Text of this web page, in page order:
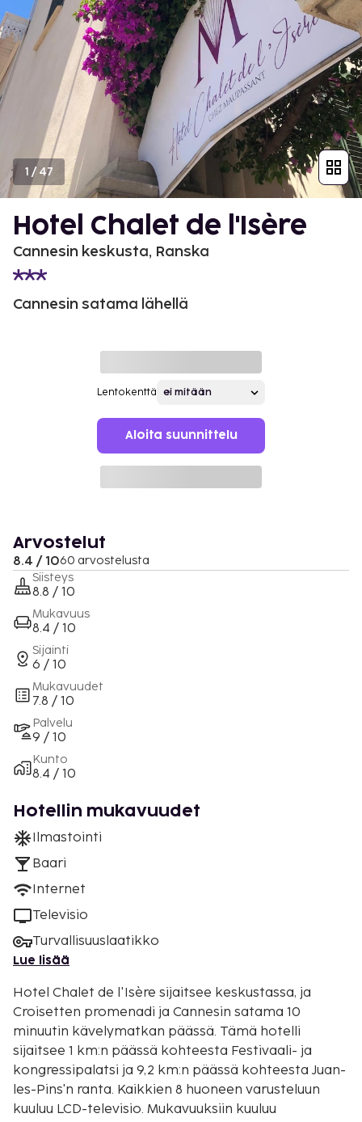
1 /47
Hotel Chalet de l'Isère
Cannesin keskusta, Ranska
Cannesin satama lähellä
Lentokenttä
Aloita suunnittelu
Arvostelut
8.4 / 1060 arvostelusta
Siisteys
8.8 / 10
Mukavuus
8.4 / 10
Sijainti
6 / 10
Mukavuudet
7.8 / 10
Palvelu
9 / 10
Kunto
8.4 / 10
Hotellin mukavuudet
Ilmastointi
Baari
Internet
Televisio
Turvallisuuslaatikko
Lue lisää
Hotel Chalet de l'Isère sijaitsee keskustassa, ja
Croisetten promenadi ja Cannesin satama 10
minuutin kävelymatkan päässä. Tämä hotelli
sijaitsee 1 km:n päässä kohteesta Festivaali- ja
kongressipalatsi ja 9,2 km:n päässä kohteesta Juan-
les-Pins'n ranta. Kaikkien 8 huoneen varusteluun
kuuluu LCD-televisio. Mukavuuksiin kuuluu